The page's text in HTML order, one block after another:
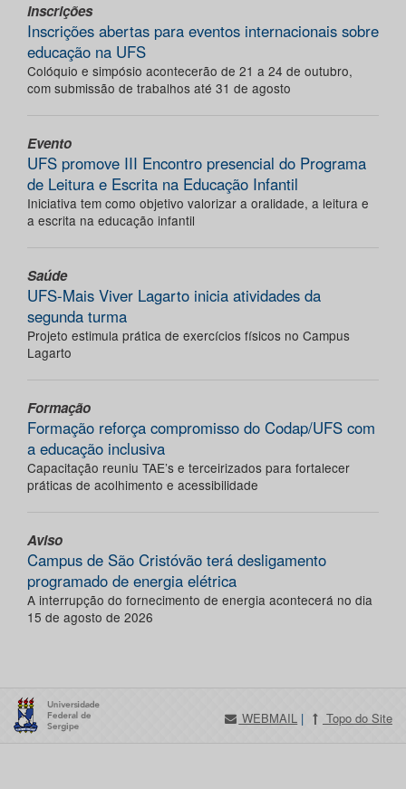
Inscrições
Inscrições abertas para eventos internacionais sobre
educação na UFS
Colóquio e simpósio acontecerão de 21 a 24 de outubro,
com submissão de trabalhos até 31 de agosto
Evento
UFS promove III Encontro presencial do Programa
de Leitura e Escrita na Educação Infantil
Iniciativa tem como objetivo valorizar a oralidade, a leitura e
a escrita na educação infantil
Saúde
UFS-Mais Viver Lagarto inicia atividades da
segunda turma
Projeto estimula prática de exercícios físicos no Campus
Lagarto
Formação
Formação reforça compromisso do Codap/UFS com
a educação inclusiva
Capacitação reuniu TAE’s e terceirizados para fortalecer
práticas de acolhimento e acessibilidade
Aviso
Campus de São Cristóvão terá desligamento
programado de energia elétrica
A interrupção do fornecimento de energia acontecerá no dia
15 de agosto de 2026
WEBMAIL | Topo do Site